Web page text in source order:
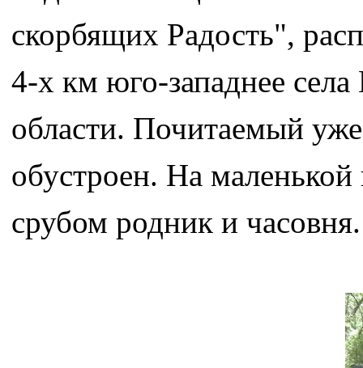
скорбящих Радость",
4-х км юго-западнее
области. Почитаемый
обустроен. На
срубом родник и часовня.